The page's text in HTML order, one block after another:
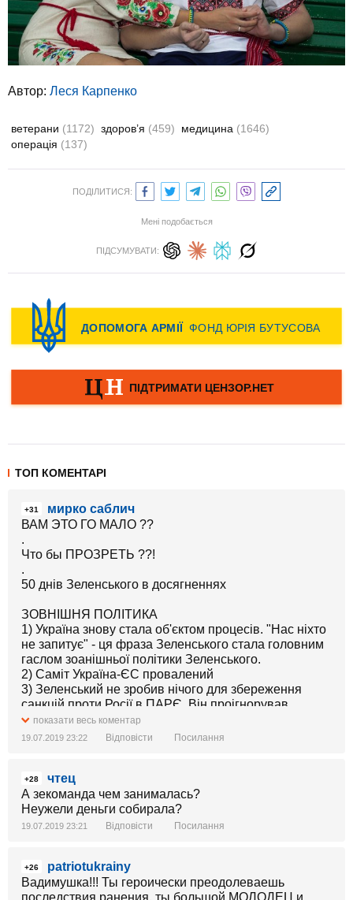
Автор: Леся Карпенко
ветерани (1172) здоров’я (459) медицина (1646)
операція (137)
ПОДІЛИТИСЯ:
Мені подобається
ПІДСУМУВАТИ:
ТОП КОМЕНТАРІ
+31
мирко саблич
ВАМ ЭТО ГО МАЛО ??
.
Что бы ПРОЗРЕТЬ ??!
.
50 днів Зеленського в досягненнях
ЗОВНІШНЯ ПОЛІТИКА
1) Україна знову стала об'єктом процесів. "Нас ніхто
не запитує" - ця фраза Зеленського стала головним
гаслом зоанішньої політики Зеленського.
2) Саміт Україна-ЄС провалений
3) Зеленський не зробив нічого для збереження
санкцій проти Росії в ПАРЄ. Він проігнорував
прохання про допомогу депутатів, бо йому обіцяли
звільнити моряків перед виборами. Моряків не
рішення міжнародного суду про звільнення моряків
5) Зеленський закотив істерику і вилаяв Клімкіна за
те, що той не згодився з пропозицією Росії визнати
Крим російським взамін на визволення моряків.
7) Люстраційний список Зеленського співпадає зі
списками ворогів путіна. Зеленський не збирається
показати весь коментар
19.07.2019 23:22 Відповісти Посилання
+28
чтец
А зекоманда чем занималась?
Неужели деньги собирала?
19.07.2019 23:21 Відповісти Посилання
+26
patriotukrainy
Вадимушка!!! Ты героически преодолеваешь
последствия ранения, ты большой МОЛОДЕЦ и